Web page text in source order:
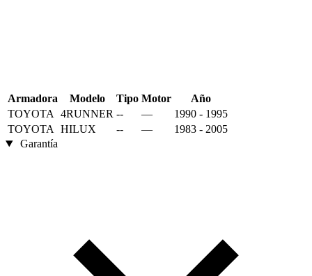
Armadora Modelo Tipo Motor
Año
TOYOTA
4RUNNER -- —
1990 - 1995
TOYOTA
HILUX -- —
1983 - 2005
Garantía